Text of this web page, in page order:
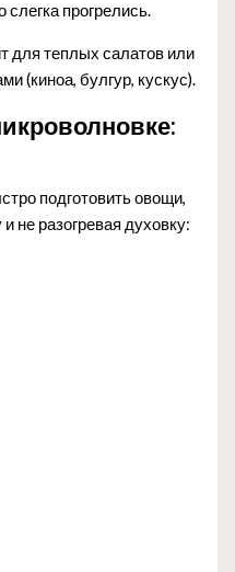
слегка прогрелись.
для теплых салатов или
(киноа, булгур, кускус).
подготовить овощи,
не разогревая духовку: